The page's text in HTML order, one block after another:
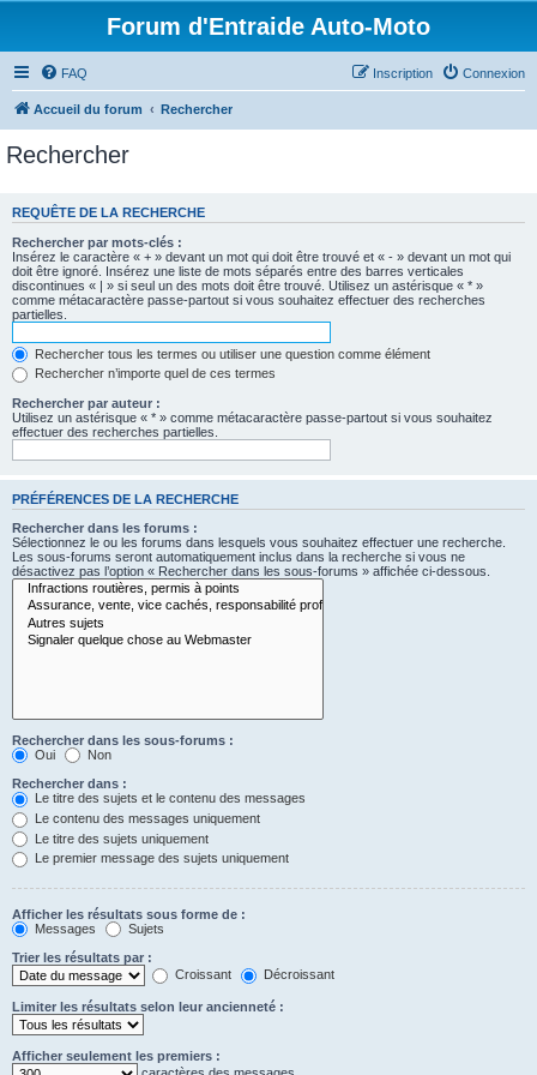
Forum d'Entraide Auto-Moto
FAQ Connexion
Inscription
Accueil du forum Rechercher
Rechercher
REQUÊTE DE LA RECHERCHE
Rechercher par mots-clés :
Insérez le caractère « + » devant un mot qui doit être trouvé et « - » devant un mot qui
doit être ignoré. Insérez une liste de mots séparés entre des barres verticales
discontinues « | » si seul un des mots doit être trouvé. Utilisez un astérisque « * »
comme métacaractère passe-partout si vous souhaitez effectuer des recherches
partielles.
Rechercher tous les termes ou utiliser une question comme élément
Rechercher n’importe quel de ces termes
Rechercher par auteur :
Utilisez un astérisque « * » comme métacaractère passe-partout si vous souhaitez
effectuer des recherches partielles.
PRÉFÉRENCES DE LA RECHERCHE
Rechercher dans les forums :
Sélectionnez le ou les forums dans lesquels vous souhaitez effectuer une recherche.
Les sous-forums seront automatiquement inclus dans la recherche si vous ne
désactivez pas l’option « Rechercher dans les sous-forums » affichée ci-dessous.
Rechercher dans les sous-forums :
Oui
Non
Rechercher dans :
Le titre des sujets et le contenu des messages
Le contenu des messages uniquement
Le titre des sujets uniquement
Le premier message des sujets uniquement
Afficher les résultats sous forme de :
Messages
Sujets
Trier les résultats par :
Croissant
Décroissant
Limiter les résultats selon leur ancienneté :
Afficher seulement les premiers :